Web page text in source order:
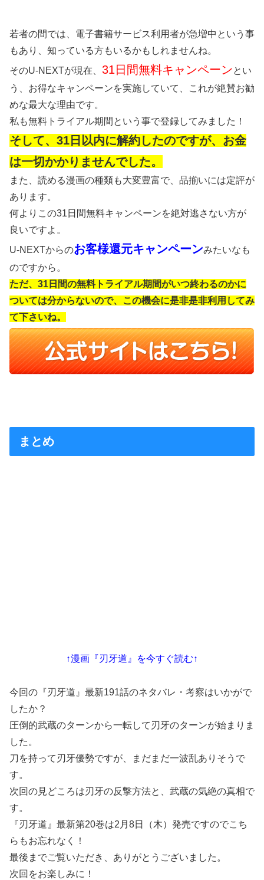
若者の間では、電子書籍サービス利用者が急増中という事
もあり、知っている方もいるかもしれませんね。
そのU-NEXTが現在、 31日間無料キャンペーンとい
う、お得なキャンペーンを実施していて、これが絶賛お勧
めな最大な理由です。
私も無料トライアル期間という事で登録してみました！
そして、31日以内に解約したのですが、お金
は一切かかりませんでした。
また、読める漫画の種類も大変豊富で、品揃いには定評が
あります。
何よりこの31日間無料キャンペーンを絶対逃さない方が
良いですよ。
U-NEXTからのお客様還元キャンペーンみたいなも
のですから。
ただ、31日間の無料トライアル期間がいつ終わるのかに
ついては分からないので、この機会に是非是非利用してみ
て下さいね。
まとめ
↑漫画『刃牙道』を今すぐ読む↑
今回の『刃牙道』最新191話のネタバレ・考察はいかがで
したか？
圧倒的武蔵のターンから一転して刃牙のターンが始まりま
した。
刀を持って刃牙優勢ですが、まだまだ一波乱ありそうで
す。
次回の見どころは刃牙の反撃方法と、武蔵の気絶の真相で
す。
『刃牙道』最新第20巻は2月8日（木）発売ですのでこち
らもお忘れなく！
最後までご覧いただき、ありがとうございました。
次回をお楽しみに！